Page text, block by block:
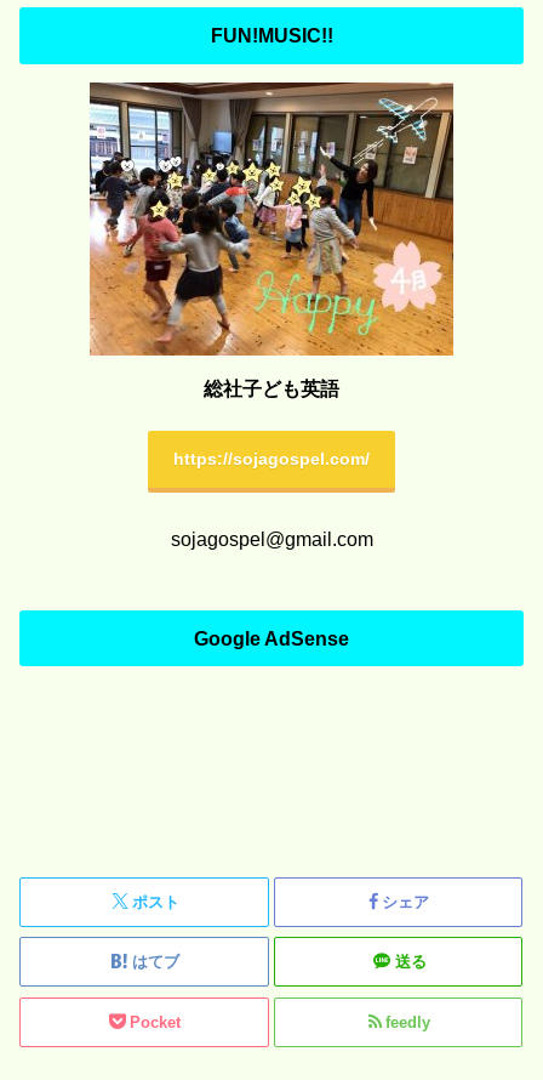
FUN!MUSIC!!
総社子ども英語
https://sojagospel.com/
sojagospel@gmail.com
Google AdSense
ポスト シェア
はてブ 送る
Pocket feedly